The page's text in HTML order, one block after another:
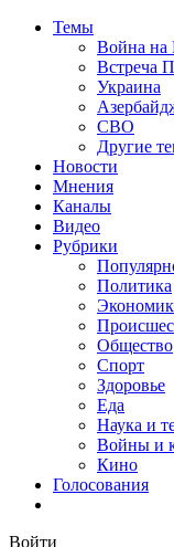
Темы
Война на
Встреча
Украина
СВО
Другие
Новости
Мнения
Каналы
Видео
Рубрики
Политика
Общество
Спорт
Здоровье
Еда
Наука и
Войны и
Кино
Голосования
Войти